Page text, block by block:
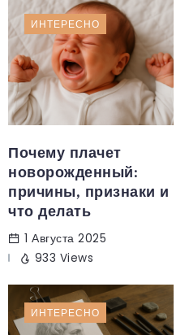
ИНТЕРЕСНО
Почему плачет
новорожденный:
причины, признаки и
что делать
1 Августа 2025
933 Views
ИНТЕРЕСНО